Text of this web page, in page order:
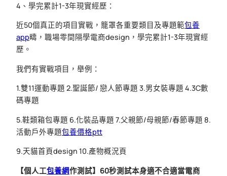
4、學完累計1-3年現實經歷：
近50個真正的項目實戰，籠罩各重要類目及專題範包養
app疇，職場零間隔學電商design，學完累計1-3年現實經
歷。
我們有實戰項目，舉例：
1.雙11運動專題 2.聖誕節/ 戀人節專題 3.男女裝專題 4.3C數
碼專題
5.鞋類箱包專題 6.化裝品專題 7.父親節/母親節/春節專題 8.
活動戶外專題包養價格ptt
9.天貓首頁design 10.產物概況頁
【個人工包養網作測試】60秒測試本身適不合適當電商